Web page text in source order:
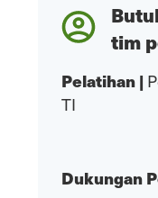
tim
Pelatihan|
TI
Dukungan